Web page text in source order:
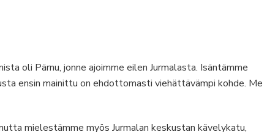
oli Pärnu, jonne ajoimme eilen Jurmalasta. Isäntämme
ensin mainittu on ehdottomasti viehättävämpi kohde. Me
mielestämme myös Jurmalan keskustan kävelykatu,